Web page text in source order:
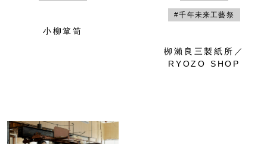
小柳箪笥
#千年未来工藝祭
栁瀨良三製紙所／
RYOZO SHOP